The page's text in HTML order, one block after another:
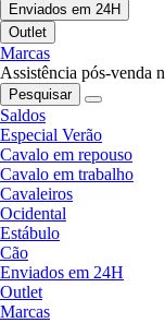
Enviados em 24H
Outlet
Marcas
Assistência pós-venda
Pesquisar
Saldos
Especial Verão
Cavalo em repouso
Cavalo em trabalho
Cavaleiros
Ocidental
Estábulo
Cão
Enviados em 24H
Outlet
Marcas